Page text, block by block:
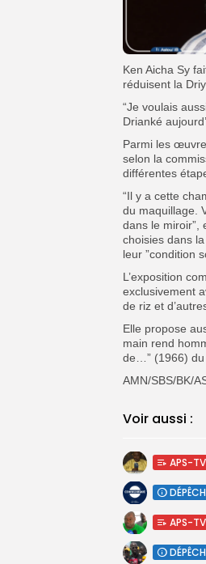
Ken Aicha Sy
réduisent la
“Je voulais
Drianké
Parmi les
selon la
différentes
“Il y a cette
du maquillage.
dans le miroir”,
choisies dans
leur ”condition
L’exposition
exclusivement
de riz et
Elle propose
main rend
de…” (1966) du
AMN/SBS/BK/
Voir aussi :
APS-TV
APS-TV